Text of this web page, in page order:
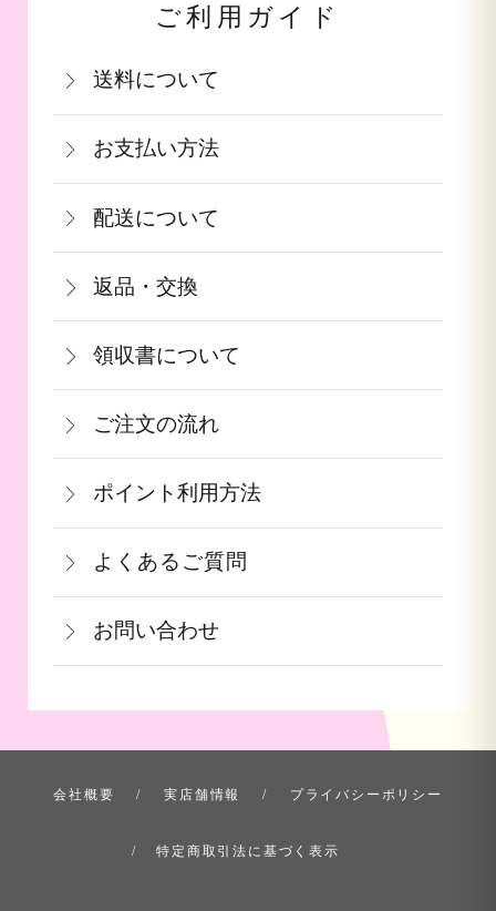
ご利用ガイド
送料について
関西・中国・四国・九州：770円(税込)
北陸・中部：990円(税込)
関東・信越：990円(税込)
東北：1,210円(税込)
北海道：1,540円(税込)
沖縄：2,750円(税込)
※クール便の場合は送料＋クール代金
440円（税込）
お支払い方法
お支払いは、カード決済・代金引換・銀
行振込（前払い）・PayPay（オンライ
ン決済）・auPAY・d払い・auかんたん
決済・ソフトバンクまとめて支払いがご
利用頂けます。
≪デビットカードを御使用の場合≫
カードの特性上、ご注文時点でお支払い
となっております。
果物など収穫時期までお時間を頂く商品
も御座いますこと、ご了承くださいま
せ。
詳しくはこちら
配送について
通常在庫がある商品につきましては、ご
注文から2～5営業日で発送致します。
果物や予約ギフトについては出荷時期が
参りましたら、ご予約順に発送いたしま
す。
返品・交換
商品が食品等の場合は、お客様のお手元
に到着後の返品は基本的にお受け出来ま
せん。但し、発送中の破損や不良品、あ
るいはご注文と違う商品が届いた場合
は、お手数ですが商品到着後３日以内に
当店までご連絡下さい。
領収書について
領収書をご希望のお客様は、ご注文画面
の備考欄にてお知らせ下さい。なお、お
支払い方法にて領収書の形態が異なりま
す。
詳しくはこちら
ご注文の流れ
一部出荷が遅れる商品に関してはメール
にて納期のご連絡をいたします。
青果ギフト対応商品につきましてはお届
け日の指定ができかねます。予めご了承
ください。
ポイント利用方法
会員登録をされたお客様はポイントを利
用できます。ご注文画面の「お支払い方
法選択」画面にて、ポイント利用を入力
することができます。店舗では利用でき
ません。
詳しくはこちら
よくあるご質問
お問い合わせ
会社概要 実店舗情報 プライバシーポリシー
特定商取引法に基づく表示